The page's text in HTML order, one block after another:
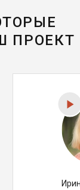
ПРОЕКТ